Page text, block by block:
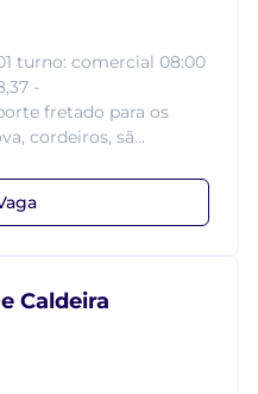
turno: comercial 08:00
-
fretado para os
cordeiros, sã...
Caldeira